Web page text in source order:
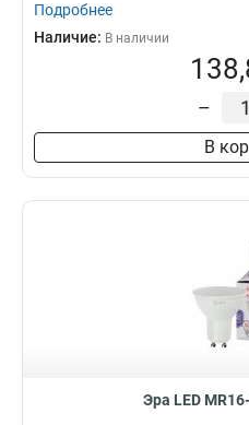
Подробнее
Наличие: В наличии
–
В
Эра LED